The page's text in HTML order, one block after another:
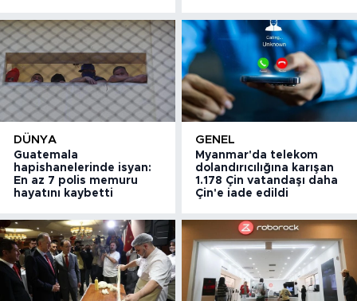
DÜNYA
Guatemala
hapishanelerinde isyan:
En az 7 polis memuru
hayatını kaybetti
GENEL
Myanmar'da telekom
dolandırıcılığına karışan
1.178 Çin vatandaşı daha
Çin'e iade edildi